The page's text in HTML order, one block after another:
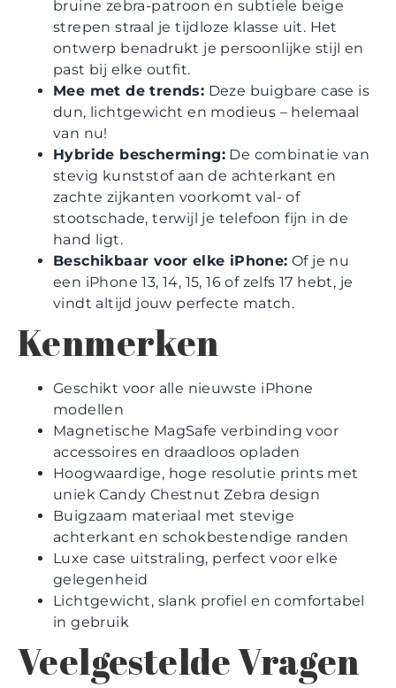
bruine zebra-patroon en subtiele beige
strepen straal je tijdloze klasse uit. Het
ontwerp benadrukt je persoonlijke stijl en
past bij elke outfit.
Mee met de trends: Deze buigbare case is
dun, lichtgewicht en modieus – helemaal
van nu!
Hybride bescherming: De combinatie van
stevig kunststof aan de achterkant en
zachte zijkanten voorkomt val- of
stootschade, terwijl je telefoon fijn in de
hand ligt.
Beschikbaar voor elke iPhone: Of je nu
een iPhone 13, 14, 15, 16 of zelfs 17 hebt, je
vindt altijd jouw perfecte match.
Kenmerken
Geschikt voor alle nieuwste iPhone
modellen
Magnetische MagSafe verbinding voor
accessoires en draadloos opladen
Hoogwaardige, hoge resolutie prints met
uniek Candy Chestnut Zebra design
Buigzaam materiaal met stevige
achterkant en schokbestendige randen
Luxe case uitstraling, perfect voor elke
gelegenheid
Lichtgewicht, slank profiel en comfortabel
in gebruik
Veelgestelde Vragen